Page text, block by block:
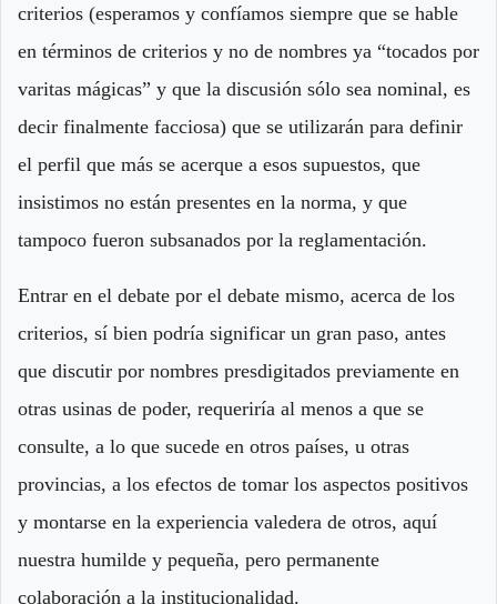
criterios (esperamos y confíamos siempre que se hable
en términos de criterios y no de nombres ya “tocados por
varitas mágicas” y que la discusión sólo sea nominal, es
decir finalmente facciosa) que se utilizarán para definir
el perfil que más se acerque a esos supuestos, que
insistimos no están presentes en la norma, y que
tampoco fueron subsanados por la reglamentación.
Entrar en el debate por el debate mismo, acerca de los
criterios, sí bien podría significar un gran paso, antes
que discutir por nombres presdigitados previamente en
otras usinas de poder, requeriría al menos a que se
consulte, a lo que sucede en otros países, u otras
provincias, a los efectos de tomar los aspectos positivos
y montarse en la experiencia valedera de otros, aquí
nuestra humilde y pequeña, pero permanente
colaboración a la institucionalidad.